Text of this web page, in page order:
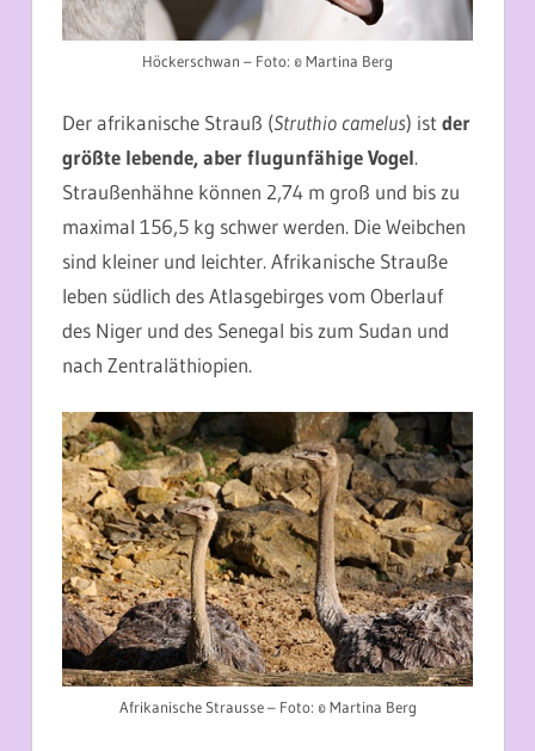
Höckerschwan – Foto: © Martina Berg
Der afrikanische Strauß (Struthio camelus) ist der
größte lebende, aber flugunfähige Vogel.
Straußenhähne können 2,74 m groß und bis zu
maximal 156,5 kg schwer werden. Die Weibchen
sind kleiner und leichter. Afrikanische Strauße
leben südlich des Atlasgebirges vom Oberlauf
des Niger und des Senegal bis zum Sudan und
nach Zentraläthiopien.
Afrikanische Strausse – Foto: © Martina Berg